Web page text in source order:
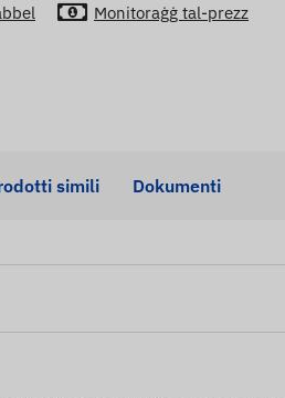
Monitoraġġ tal-prezz
simili Dokumenti